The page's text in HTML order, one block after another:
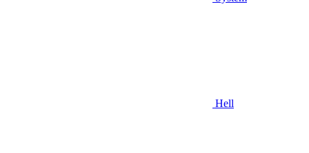
Hell